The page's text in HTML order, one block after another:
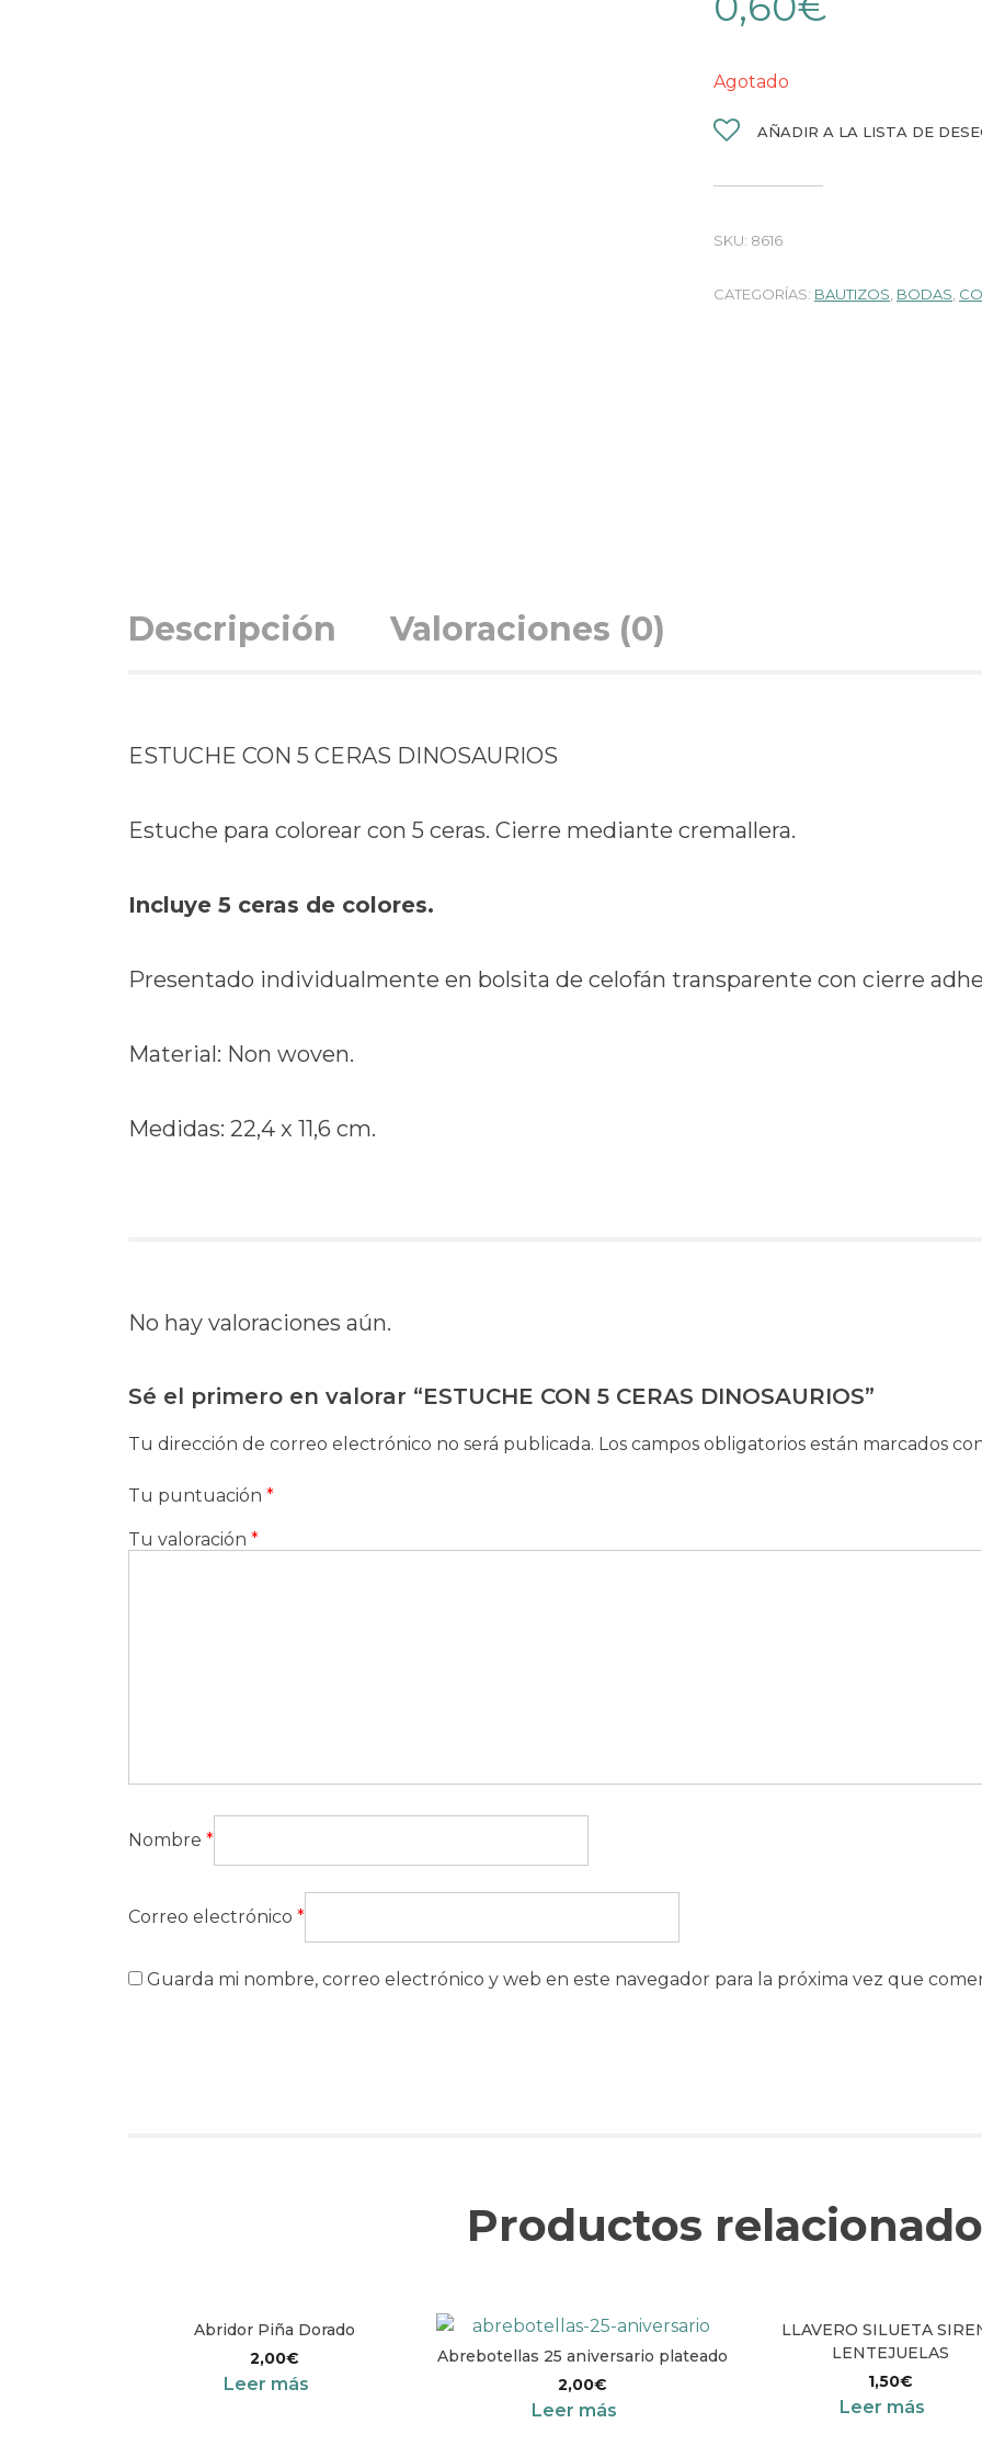
Agotado
AÑADIR A LA LISTA DE
SKU: 8616
CATEGORÍAS: BAUTIZOS BODAS
Descripción Valoraciones (0)
ESTUCHE CON 5 CERAS DINOSAURIOS
Estuche para colorear con 5 ceras. Cierre mediante cremallera.
Incluye 5 ceras de colores.
Presentado individualmente en bolsita de celofán transparente con cierre
Material: Non woven.
Medidas: 22,4 x 11,6 cm.
No hay valoraciones aún.
Sé el primero en valorar “ESTUCHE CON 5 CERAS DINOSAURIOS”
Tu dirección de correo electrónico no será publicada. Los campos obligatorios están marcados
Tu puntuación *
Tu valoración *
Nombre *
Correo electrónico *
Guarda mi nombre, correo electrónico y web en este navegador para la próxima vez que
Productos
Abridor Piña Dorado
2,00€
Leer más
Abrebotellas 25 aniversario plateado
2,00€
Leer más
LLAVERO SILUETA
LENTEJUELAS
1,50€
Leer más